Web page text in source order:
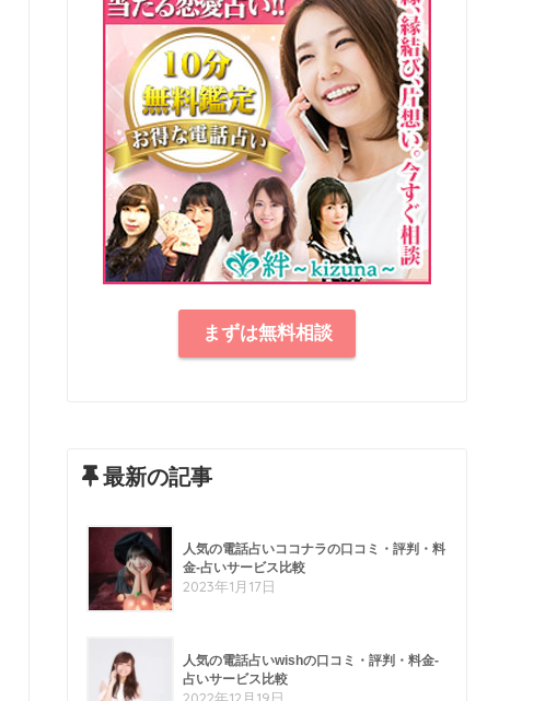
まずは無料相談
最新の記事
人気の電話占いココナラの口コミ・評判・料
金-占いサービス比較
2023年1月17日
人気の電話占いwishの口コミ・評判・料金-
占いサービス比較
2022年12月19日